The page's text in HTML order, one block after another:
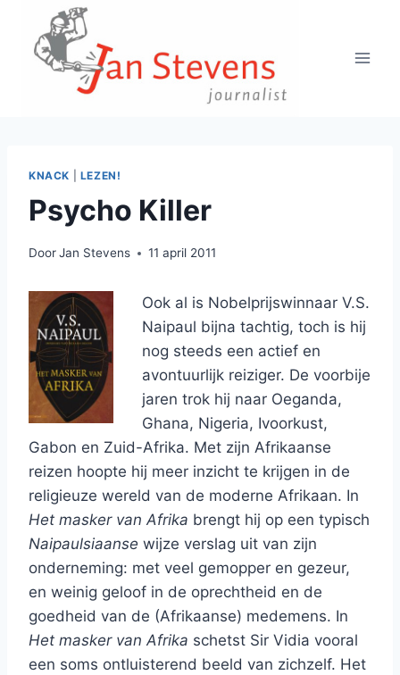
Doorgaan
inhoud
KNACK LEZEN!
Psycho Killer
DoorJan Stevens 11 april 2011
Ook al is Nobelprijswinnaar V.S.
Naipaul bijna tachtig, toch is hij
nog steeds een actief en
avontuurlijk reiziger. De voorbije
jaren trok hij naar Oeganda,
Ghana, Nigeria, Ivoorkust,
Gabon en Zuid-Afrika. Met zijn Afrikaanse
reizen hoopte hij meer inzicht te krijgen in de
religieuze wereld van de moderne Afrikaan. In
Het masker van Afrika brengt hij op een typisch
Naipaulsiaanse wijze verslag uit van zijn
onderneming: met veel gemopper en gezeur,
en weinig geloof in de oprechtheid en de
goedheid van de (Afrikaanse) medemens. In
Het masker van Afrika schetst Sir Vidia vooral
een soms ontluisterend beeld van zichzelf. Het